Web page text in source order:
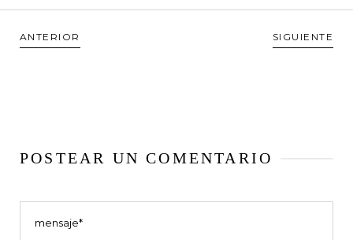
ANTERIOR SIGUIENTE
POSTEAR UN COMENTARIO